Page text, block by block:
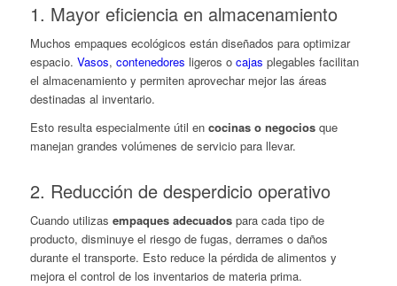
1. Mayor eficiencia en almacenamiento
Muchos empaques ecológicos están diseñados para optimizar
espacio. Vasos, contenedores ligeros o cajas plegables facilitan
el almacenamiento y permiten aprovechar mejor las áreas
destinadas al inventario.
Esto resulta especialmente útil encocinas o negocios que
manejan grandes volúmenes de servicio para llevar.
2. Reducción de desperdicio operativo
Cuando utilizas empaques adecuadospara cada tipo de
producto, disminuye el riesgo de fugas, derrames o daños
durante el transporte. Esto reduce la pérdida de alimentos y
mejora el control de los inventarios de materia prima.